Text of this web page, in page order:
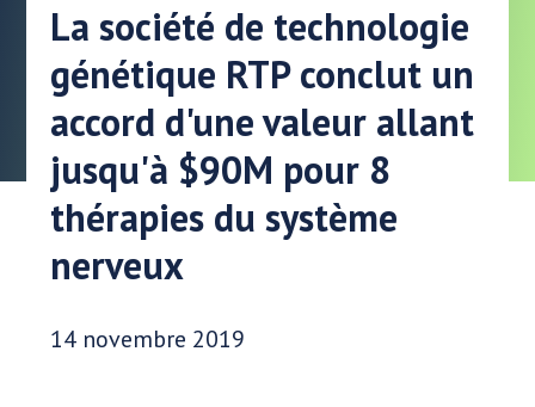
La société de technologie
génétique RTP conclut un
accord d'une valeur allant
jusqu'à $90M pour 8
thérapies du système
nerveux
Date publiée:
14 novembre 2019